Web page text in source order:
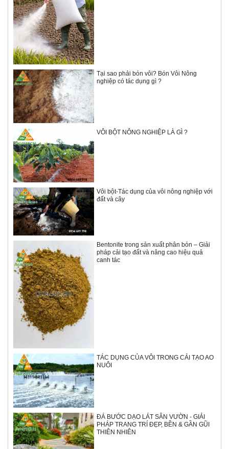
Tại sao phải bón vôi? Bón Vôi Nông
nghiệp có tác dụng gì ?
VÔI BỘT NÔNG NGHIỆP LÀ GÌ ?
Vôi bột-Tác dụng của vôi nông nghiệp với
đất và cây
Bentonite trong sản xuất phân bón – Giải
pháp cải tạo đất và nâng cao hiệu quả
canh tác
TÁC DỤNG CỦA VÔI TRONG CẢI TẠO AO
NUÔI
ĐÁ BƯỚC DẠO LÁT SÂN VƯỜN - GIẢI
PHÁP TRANG TRÍ ĐẸP, BỀN & GẦN GŨI
THIÊN NHIÊN